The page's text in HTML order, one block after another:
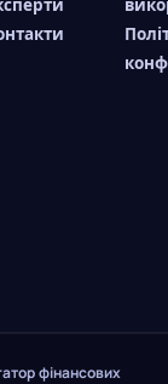
фінансових